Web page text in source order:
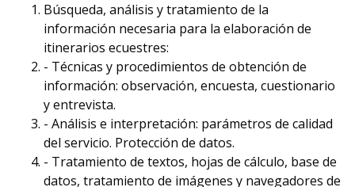
Búsqueda, análisis y tratamiento de la
información necesaria para la elaboración de
itinerarios ecuestres:
- Técnicas y procedimientos de obtención de
información: observación, encuesta, cuestionario
y entrevista.
- Análisis e interpretación: parámetros de calidad
del servicio. Protección de datos.
- Tratamiento de textos, hojas de cálculo, base de
datos, tratamiento de imágenes y navegadores de